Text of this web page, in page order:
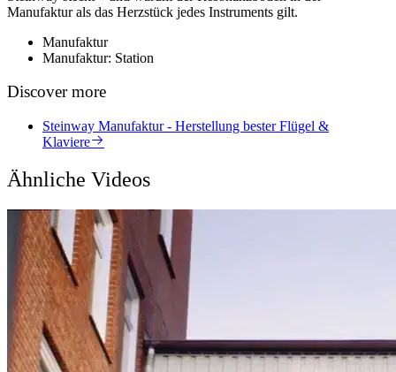
Manufaktur als das Herzstück jedes Instruments gilt.
Manufaktur
Manufaktur: Station
Discover more
Steinway Manufaktur - Herstellung bester Flügel &
Klaviere
Ähnliche Videos